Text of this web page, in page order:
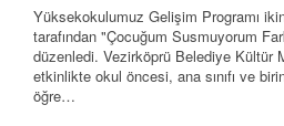
Yüksekokulumuz Gelişim Programı
tarafından "Çocuğum Susmuyorum
düzenledi. Vezirköprü Belediye Kültür
etkinlikte okul öncesi, ana sınıfı ve
öğre…